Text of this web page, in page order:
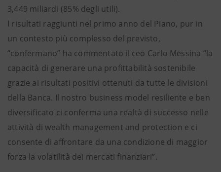
3,449 miliardi (85% degli utili).
I risultati raggiunti nel primo anno del Piano, pur in
un contesto più complesso del previsto,
“confermano” ha commentato il ceo Carlo Messina “la
capacità di generare una profittabilità sostenibile
grazie ai risultati positivi ottenuti da tutte le divisioni
della Banca. Il nostro business model resiliente e ben
diversificato ci conferma una realtà di successo nelle
attività di wealth management and protection e ci
consente di affrontare da una condizione di maggior
forza la volatilità dei mercati finanziari”.